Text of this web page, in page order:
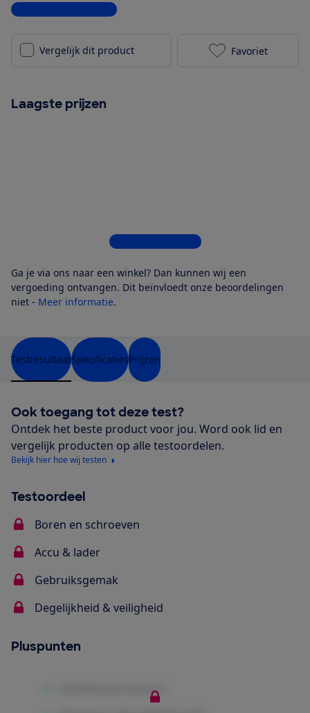
Bekijk alle specificaties
Vergelijk dit product Einhell TE-
Favoriet
Laagste prijzen
Bekijk alle 6 winkels
Ga je via ons naar een winkel? Dan kunnen wij een
vergoeding ontvangen. Dit beïnvloedt onze beoordelingen
niet - Meer informatie.
TestresultaatSpecificatiesPrijzen
Ook toegang tot deze test?
Ontdek het beste product voor jou. Word ook lid en
vergelijk producten op alle testoordelen.
Bekijk hier hoe wij testen
Testoordeel
Boren en schroeven
Accu & lader
Gebruiksgemak
Degelijkheid & veiligheid
Pluspunten